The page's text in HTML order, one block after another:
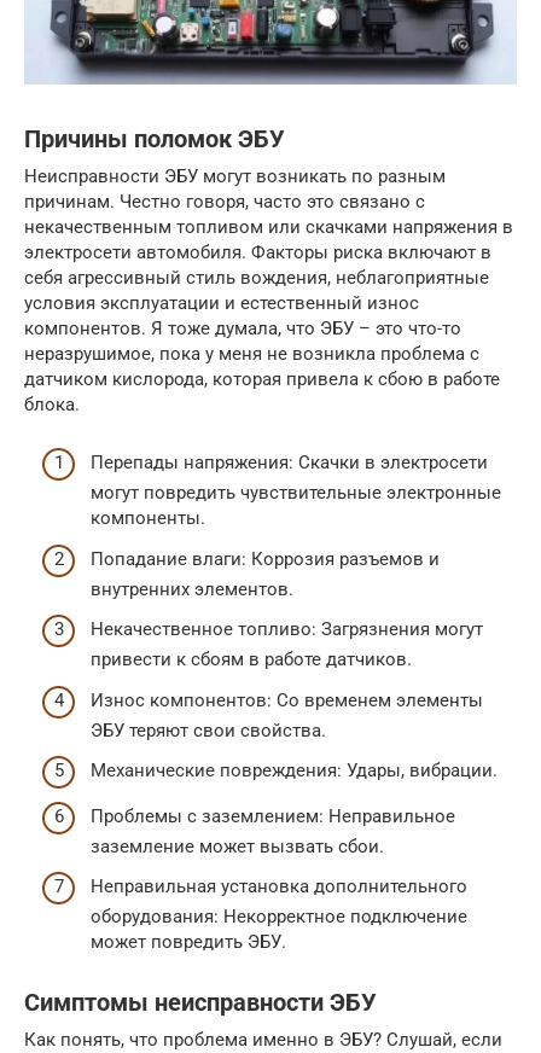
Причины поломок ЭБУ
Неисправности ЭБУ могут возникать по разным
причинам. Честно говоря, часто это связано с
некачественным топливом или скачками напряжения в
электросети автомобиля. Факторы риска включают в
себя агрессивный стиль вождения, неблагоприятные
условия эксплуатации и естественный износ
компонентов. Я тоже думала, что ЭБУ – это что-то
неразрушимое, пока у меня не возникла проблема с
датчиком кислорода, которая привела к сбою в работе
блока.
Перепады напряжения: Скачки в электросети
могут повредить чувствительные электронные
компоненты.
Попадание влаги: Коррозия разъемов и
внутренних элементов.
Некачественное топливо: Загрязнения могут
привести к сбоям в работе датчиков.
Износ компонентов: Со временем элементы
ЭБУ теряют свои свойства.
Механические повреждения: Удары, вибрации.
Проблемы с заземлением: Неправильное
заземление может вызвать сбои.
Неправильная установка дополнительного
оборудования: Некорректное подключение
может повредить ЭБУ.
Симптомы неисправности ЭБУ
Как понять, что проблема именно в ЭБУ? Слушай, если